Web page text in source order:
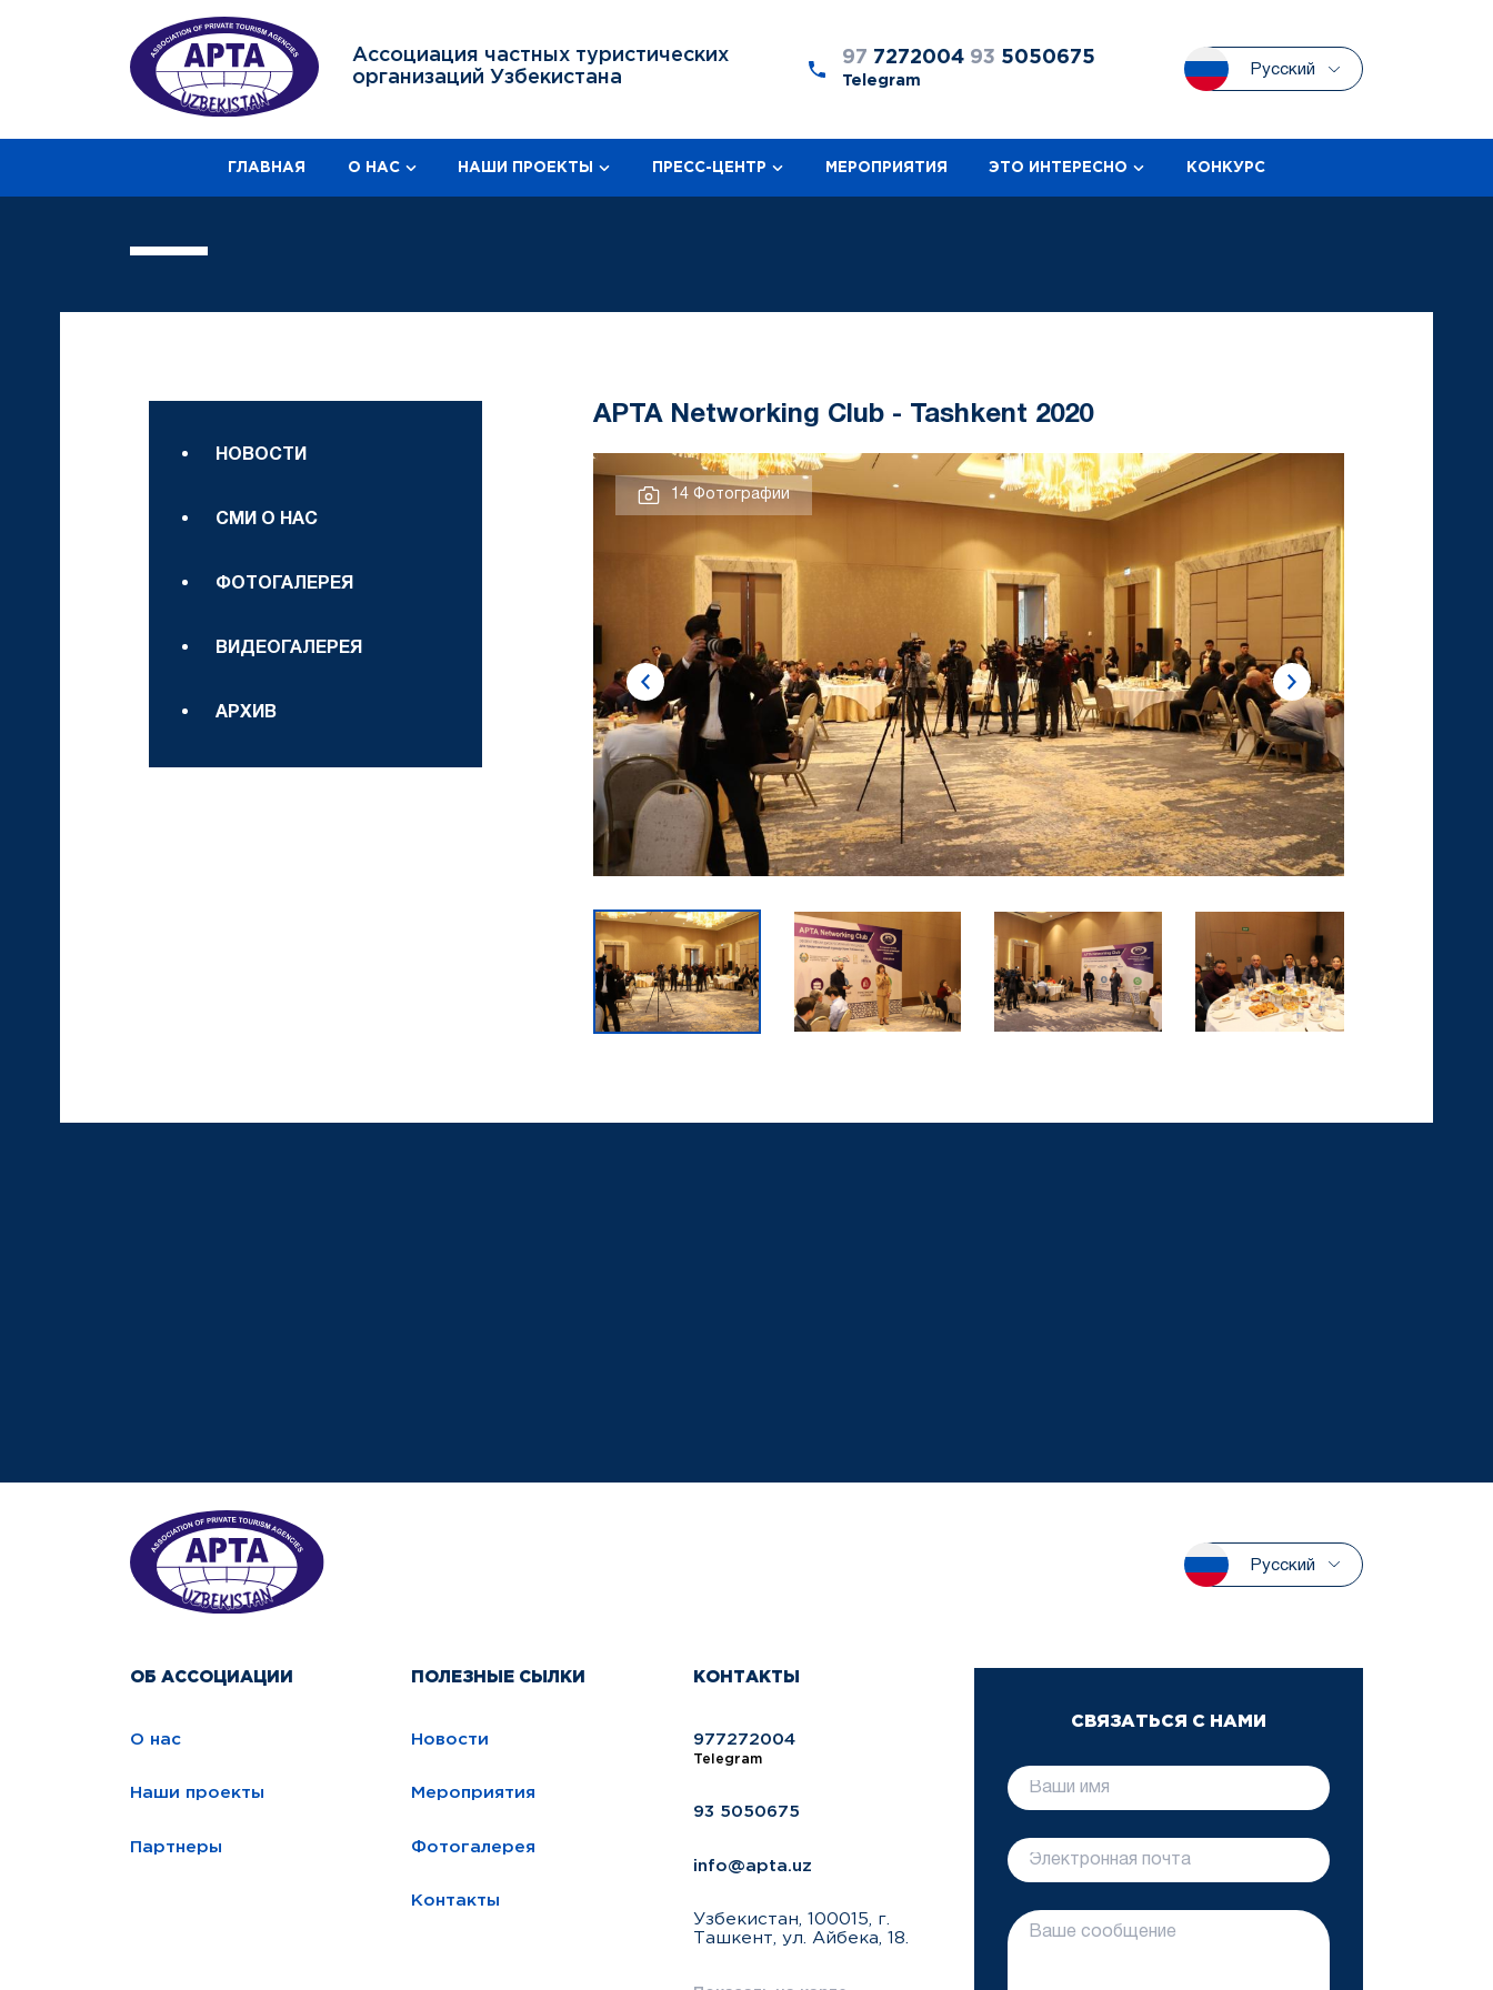
Ассоциация частных туристических
организаций Узбекистана
97 7272004 93 5050675
Telegram
Русский
ГЛАВНАЯ О НАС НАШИ ПРОЕКТЫ ПРЕСС-ЦЕНТР МЕРОПРИЯТИЯ ЭТО ИНТЕРЕСНО КОНКУРС
НОВОСТИ
СМИ О НАС
ФОТОГАЛЕРЕЯ
ВИДЕОГАЛЕРЕЯ
АРХИВ
APTA Networking Club - Tashkent 2020
14 Фотографии
Русский
ОБ АССОЦИАЦИИ
О нас
Наши проекты
Партнеры
ПОЛЕЗНЫЕ СЫЛКИ
Новости
Мероприятия
Фотогалерея
Контакты
КОНТАКТЫ
977272004
Telegram
93 5050675
info@apta.uz
Узбекистан, 100015, г.
Ташкент, ул. Айбека, 18.
СВЯЗАТЬСЯ С НАМИ